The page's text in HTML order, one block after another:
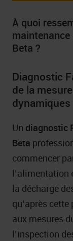
À quoi
Beta ?
Diagnostic
de la
dynamiques
Un diagnostic
Beta
commencer
l’alimentation
la décharge
qu’après
aux mesures
l’inspection